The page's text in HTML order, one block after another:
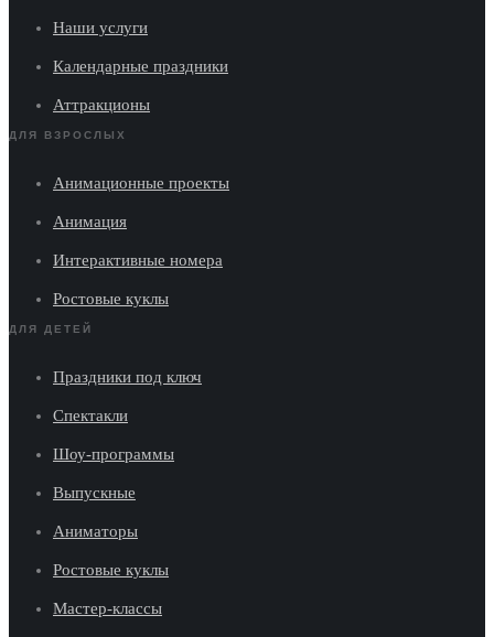
Наши услуги
Календарные праздники
Аттракционы
ДЛЯ ВЗРОСЛЫХ
Анимационные проекты
Анимация
Интерактивные номера
Ростовые куклы
ДЛЯ ДЕТЕЙ
Праздники под ключ
Спектакли
Шоу-программы
Выпускные
Аниматоры
Ростовые куклы
Мастер-классы